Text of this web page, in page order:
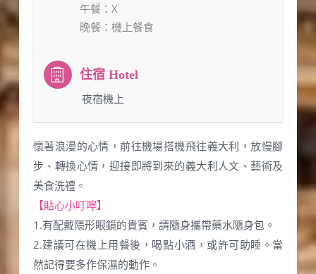
午餐 ：X
晚餐 ：機上餐食
：夜宿機上
懷著浪漫的心情，前往機場搭機飛往義大利，放慢腳
步、轉換心情，迎接即將到來的義大利人文、藝術及
美食洗禮。
【貼心小叮嚀】
1.有配戴隱形眼鏡的貴賓，請隨身攜帶藥水隨身包。
2.建議可在機上用餐後，喝點小酒，或許可助睡。當
然記得要多作保濕的動作。